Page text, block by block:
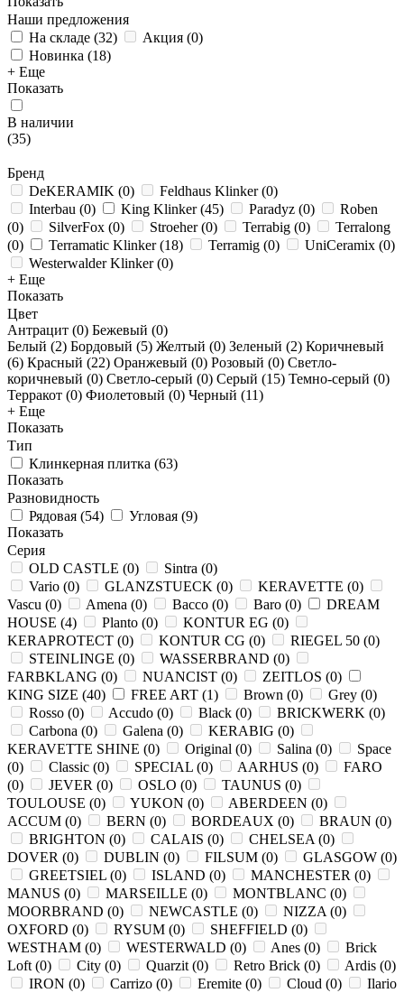
Наши предложения
На складе (32) Акция (0)
Новинка (18)
+ Еще
Показать
В наличии
(35)
Бренд
DeKERAMIK (0) Feldhaus Klinker(0)
Interbau (0) King Klinker(45) Paradyz (0)
Roben
(0) SilverFox (0) Stroeher(0) Terrabig (0)
Terralong
(0) Terramatic Klinker(18) Terramig (0) UniCeramix (0)
Westerwalder Klinker(0)
+ Еще
Показать
Цвет
Антрацит (0) Бежевый (0)
Белый (2) Бордовый (5) Желтый (0) Зеленый (2) Коричневый
(6) Красный (22) Оранжевый (0) Розовый (0) Светло-
коричневый (0) Светло-серый (0) Серый (15) Темно-серый (0)
Терракот (0) Фиолетовый (0) Черный (11)
+ Еще
Показать
Тип
Клинкерная плитка (63)
Показать
Разновидность
Рядовая (54) Угловая (9)
Показать
Серия
OLD CASTLE (0) Sintra (0)
Vario (0) GLANZSTUECK (0) KERAVETTE (0)
Vascu (0) Amena (0) Bacco (0) Baro (0)
DREAM
HOUSE (4) Planto (0) KONTUR EG (0)
KERAPROTECT (0) KONTUR СG (0) RIEGEL 50 (0)
STEINLINGE (0) WASSERBRAND (0)
FARBKLANG (0) NUANCIST (0) ZEITLOS (0)
KING SIZE (40) FREE ART (1) Brown (0) Grey (0)
Rosso (0) Accudo (0) Black (0) BRICKWERK (0)
Carbona (0) Galena (0) KERABIG (0)
KERAVETTE SHINE (0) Original (0) Salina (0)
Space
(0) Classic (0) SPECIAL (0) AARHUS (0)
FARO
(0) JEVER (0) OSLO (0) TAUNUS (0)
TOULOUSE (0) YUKON (0) ABERDEEN (0)
ACCUM (0) BERN (0) BORDEAUX (0) BRAUN (0)
BRIGHTON (0) CALAIS (0) CHELSEA (0)
DOVER (0) DUBLIN (0) FILSUM (0) GLASGOW (0)
GREETSIEL (0) ISLAND (0) MANCHESTER (0)
MANUS (0) MARSEILLE (0) MONTBLANC (0)
MOORBRAND (0) NEWCASTLE (0) NIZZA (0)
OXFORD (0) RYSUM (0) SHEFFIELD (0)
WESTHAM (0) WESTERWALD (0) Anes (0)
Brick
Loft (0) City (0) Quarzit (0) Retro Brick (0) Ardis (0)
IRON (0) Carrizo (0) Eremite (0) Cloud (0)
Ilario